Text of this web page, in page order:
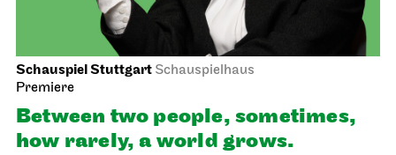
Schauspiel Stuttgart Schauspielhaus
Premiere
Between two people, sometimes,
how rarely, a world grows.